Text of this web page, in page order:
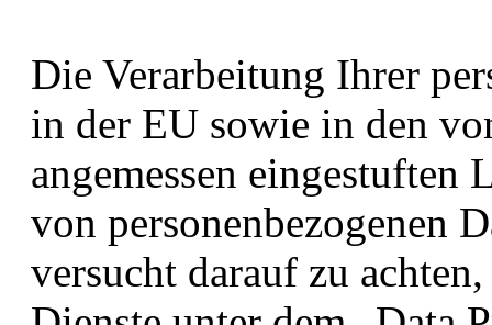
Die Verarbeitung Ihrer
in der EU sowie in den
angemessen eingestuften
von personenbezogenen
versucht darauf zu